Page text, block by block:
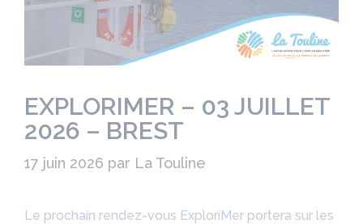
EXPLORIMER – 03 JUILLET
2026 – BREST
17 juin 2026 par La Touline
Le prochain rendez-vous ExploriMer portera sur les